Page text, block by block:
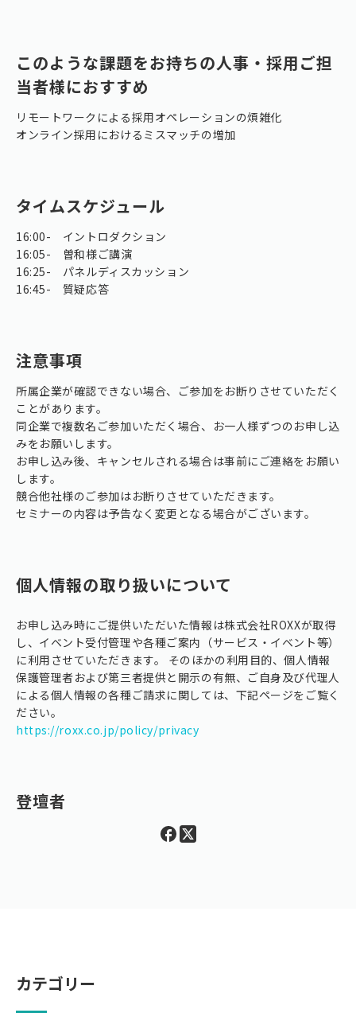
このような課題をお持ちの人事・採用ご担
当者様におすすめ
リモートワークによる採用オペレーションの煩雑化
オンライン採用におけるミスマッチの増加
タイムスケジュール
16:00- イントロダクション
16:05- 曽和様ご講演
16:25- パネルディスカッション
16:45- 質疑応答
注意事項
所属企業が確認できない場合、ご参加をお断りさせていただく
ことがあります。
同企業で複数名ご参加いただく場合、お一人様ずつのお申し込
みをお願いします。
お申し込み後、キャンセルされる場合は事前にご連絡をお願い
します。
競合他社様のご参加はお断りさせていただきます。
セミナーの内容は予告なく変更となる場合がございます。
個人情報の取り扱いについて
お申し込み時にご提供いただいた情報は株式会社ROXXが取得
し、イベント受付管理や各種ご案内（サービス・イベント等）
に利用させていただきます。 そのほかの利用目的、個人情報
保護管理者および第三者提供と開示の有無、ご自身及び代理人
による個人情報の各種ご請求に関しては、下記ページをご覧く
ださい。
https://roxx.co.jp/policy/privacy
登壇者
カテゴリー